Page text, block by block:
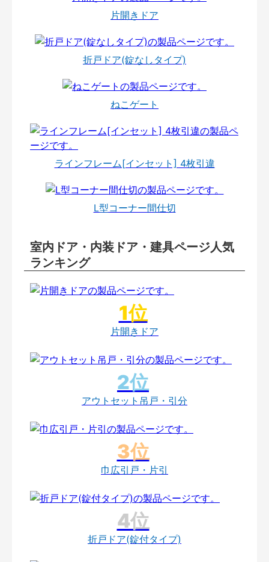
片開きドア
折戸ドア(錠なしタイプ)
ねこゲート
ラインフレーム[インセット] 4枚引違
L型コーナー間仕切
室内ドア・内装ドア・建具ページ人気
ランキング
片開きドア
アウトセット吊戸・引分
巾広引戸・片引
折戸ドア(錠付タイプ)